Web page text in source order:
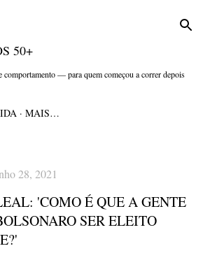
50+
comportamento — para quem começou a correr depois
MAIS…
28, 2021
'COMO É QUE A GENTE
SER ELEITO